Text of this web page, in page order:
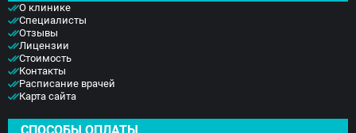
О клинике
Специалисты
Отзывы
Лицензии
Стоимость
Контакты
Расписание врачей
Карта сайта
СПОСОБЫ ОПЛАТЫ